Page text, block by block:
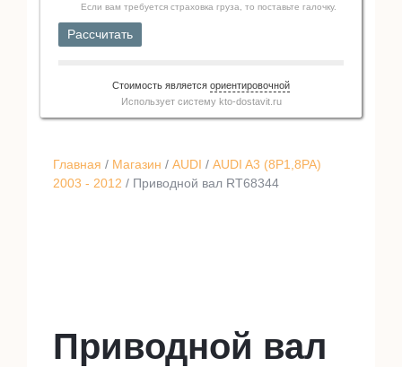
Главная / Магазин / AUDI / AUDI A3 (8P1,8PA)
2003 - 2012 / Приводной вал RT68344
Приводной вал
Если вам требуется страховка груза, то поставьте галочку.
Рассчитать
Стоимость является ориентировочной
Использует систему kto-dostavit.ru